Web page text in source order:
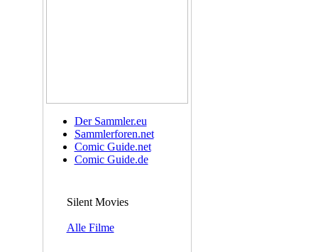
Der Sammler.eu
Sammlerforen.net
Comic Guide.net
Comic Guide.de
Silent Movies
Alle Filme